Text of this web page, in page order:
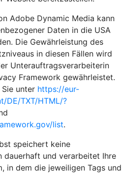
Adobe Dynamic Media kann
Daten in die USA
Die Gewährleistung des
in diesen Fällen wird
Unterauftragsverarbeiterin
Framework gewährleistet.
unter https://eur-
DE/TXT/HTML/?
list.
speichert keine
dauerhaft und verarbeitet Ihre
in dem die jeweiligen Tags und